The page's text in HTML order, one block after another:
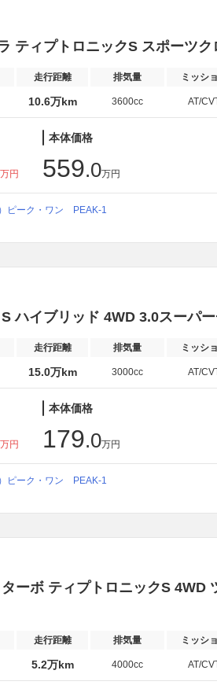
ティプトロニックS スポー
走行距離 排気量 ミッシ
10.6万km 3600cc AT/
万円
本体価格
559.0万円
）ピーク・ワン PEAK-1
ハイブリッド 4WD 3.0スーパ
走行距離 排気量 ミッシ
15.0万km 3000cc AT/
万円
本体価格
179.0万円
）ピーク・ワン PEAK-1
ターボ ティプトロニックS
走行距離 排気量 ミッシ
5.2万km 4000cc AT/